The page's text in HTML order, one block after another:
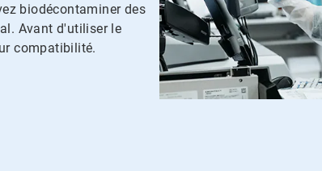
biodécontaminer des
Avant d'utiliser le
compatibilité.